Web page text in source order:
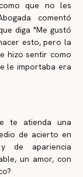
que no les
comentó
diga "Me gustó
esto, pero la
hizo sentir como
le importaba era
te atienda una
de acierto en
de apariencia
un amor, con